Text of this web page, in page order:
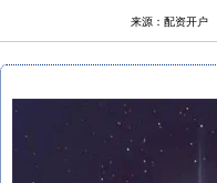
来源：配资开户